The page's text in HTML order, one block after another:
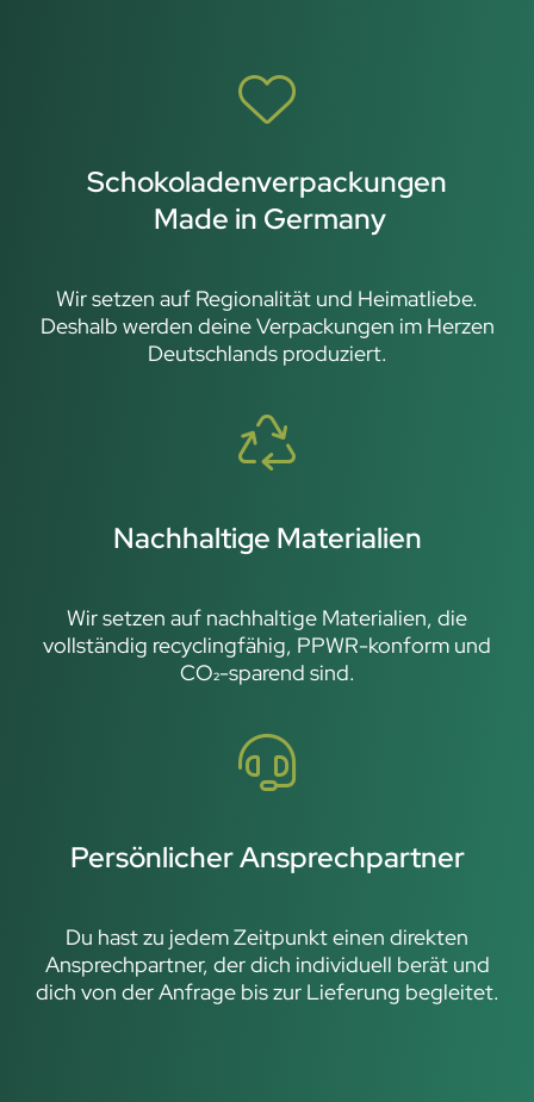
Schokoladenverpackungen
Made in Germany
Wir setzen auf Regionalität und Heimatliebe.
Deshalb werden deine Verpackungen im Herzen
Deutschlands produziert.
Nachhaltige Materialien
Wir setzen auf nachhaltige Materialien, die
vollständig recyclingfähig, PPWR-konform und
CO₂-sparend sind.
Persönlicher Ansprechpartner
Du hast zu jedem Zeitpunkt einen direkten
Ansprechpartner, der dich individuell berät und
dich von der Anfrage bis zur Lieferung begleitet.